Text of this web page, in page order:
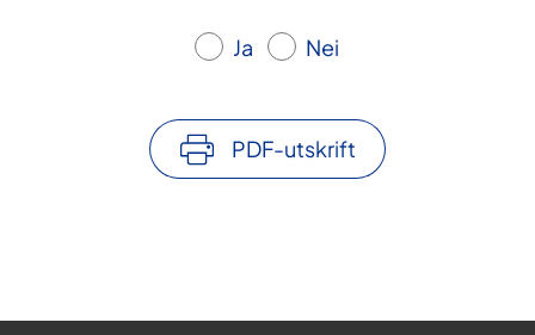
Ja Nei
PDF-utskrift